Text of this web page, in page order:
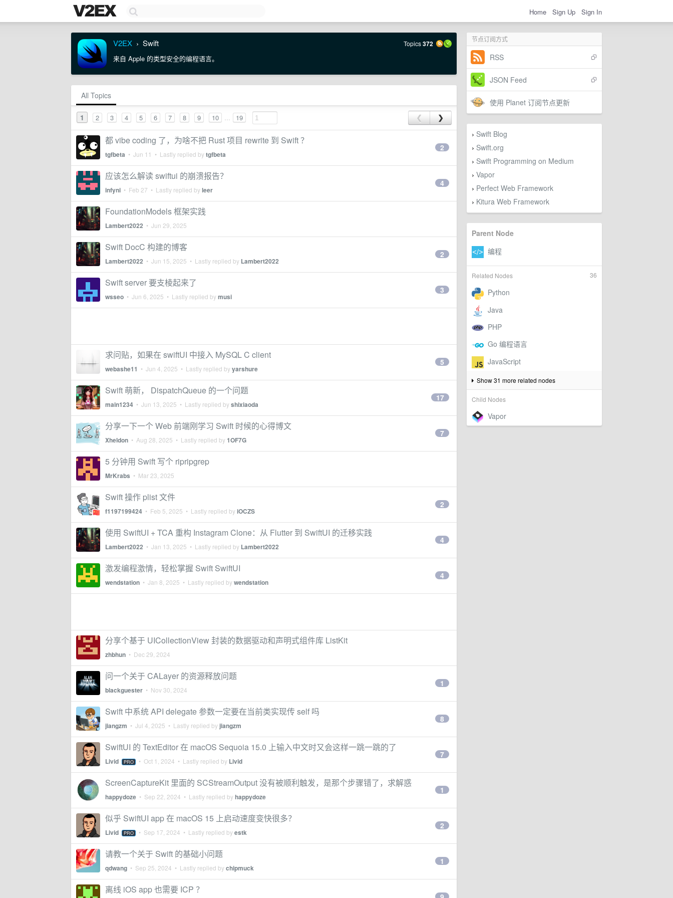
Home Sign Up Sign In
节点订阅方式
RSS
JSON Feed
使用 Planet 订阅节点更新
› Swift Blog
› Swift.org
› Swift Programming on Medium
› Vapor
› Perfect Web Framework
› Kitura Web Framework
Parent Node
36
Related Nodes
Show 31 more related nodes
Child Nodes
V2EX › Swift Topics372
来自 Apple 的类型安全的编程语言。
All Topics
1 2 3 4 5 6 7 8 9 10 ... 19 ❮ ❯
都 vibe coding 了，为啥不把 Rust 项目 rewrite 到 Swift ？
tgfbeta • Jun 11 • Lastly replied bytgfbeta
2
应该怎么解读 swiftui 的崩溃报告？
infyni • Feb 27 • Lastly replied byleer
4
FoundationModels 框架实践
Lambert2022 • Jun 29, 2025
Swift DocC 构建的博客
Lambert2022 • Jun 15, 2025 • Lastly replied by Lambert2022
2
Swift server 要支棱起来了
wsseo • Jun 6, 2025 • Lastly replied bymusi
3
求问贴，如果在 swiftUI 中接入 MySQL C client
webashe11 • Jun 4, 2025 • Lastly replied byyarshure
5
Swift 萌新， DispatchQueue 的一个问题
main1234 • Jun 13, 2025 • Lastly replied byshixiaoda
17
分享一下一个 Web 前端刚学习 Swift 时候的心得博文
Xheldon • Aug 28, 2025 • Lastly replied by1OF7G
7
5 分钟用 Swift 写个 ripripgrep
MrKrabs • Mar 23, 2025
Swift 操作 plist 文件
f1197199424 • Feb 5, 2025 • Lastly replied byiOCZS
2
使用 SwiftUI + TCA 重构 Instagram Clone：从 Flutter 到 SwiftUI 的迁移实践
Lambert2022 • Jan 13, 2025 • Lastly replied by Lambert2022
4
激发编程激情，轻松掌握 Swift SwiftUI
wendstation • Jan 8, 2025 • Lastly replied bywendstation
4
分享个基于 UICollectionView 封装的数据驱动和声明式组件库 ListKit
zhbhun • Dec 29, 2024
问一个关于 CALayer 的资源释放问题
blackguester • Nov 30, 2024
1
Swift 中系统 API delegate 参数一定要在当前类实现传 self 吗
jiangzm • Jul 4, 2025 • Lastly replied by jiangzm
8
SwiftUI 的 TextEditor 在 macOS Sequoia 15.0 上输入中文时又会这样一跳一跳的了
Livid PRO • Oct 1, 2024 • Lastly replied by Livid
7
ScreenCaptureKit 里面的 SCStreamOutput 没有被顺利触发，是那个步骤错了，求解惑
happydoze • Sep 22, 2024 • Lastly replied byhappydoze
1
似乎 SwiftUI app 在 macOS 15 上启动速度变快很多？
Livid PRO • Sep 17, 2024 • Lastly replied byestk
2
请教一个关于 Swift 的基础小问题
qdwang • Sep 25, 2024 • Lastly replied bychipmuck
1
离线 iOS app 也需要 ICP ？